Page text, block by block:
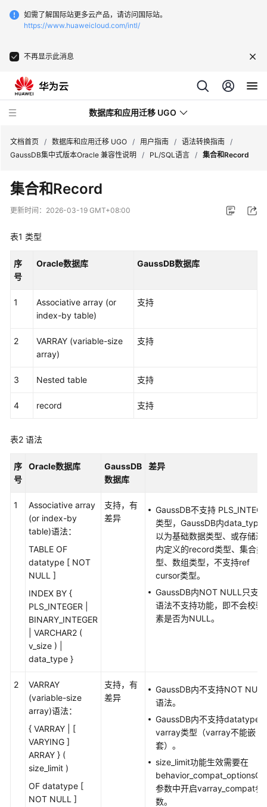
如需了解国际站更多云产品，请访问国际站。
https://www.huaweicloud.com/intl/
不再显示此消息
数据库和应用迁移 UGO
新
动
品
数
对
迁
移
SQL
语
句
转
换
换
配
置
管
理
SQL
文档首页 / 数据库和应用迁移 UGO / 用户指南 / 语法转换指南 /
GaussDB集中式版本Oracle 兼容性说明
/ PL/SQL语言 / 集合和Record
集合和Record
更新时间： 2026-03-19 GMT+08:00
表1 类型
序
号
Oracle数据库 GaussDB数据库
1
Associative array (or
index-by table)
支持
2
VARRAY (variable-size
array)
支持
3 Nested table 支持
4 record 支持
表2 语法
序
号
Oracle数据库
GaussDB
数据库
差异
1
Associative array
(or index-by
table)语法：
TABLE OF
datatype [ NOT
NULL ]
INDEX BY {
PLS_INTEGER |
BINARY_INTEGER
| VARCHAR2 (
v_size ) |
data_type }
支持，有
差异
GaussDB不支持
类型，GaussDB内data_type
以为基础数据类型、或存储过
内定义的record类型、集合类
型、数组类型，不支持ref
cursor类型。
GaussDB内NOT NULL只支持
语法不支持功能，即不会校验
素是否为NULL。
2
VARRAY
(variable-size
array)语法：
{ VARRAY | [
VARYING ]
ARRAY } (
size_limit )
OF datatype [
NOT NULL ]
支持，有
差异
GaussDB内不支持NOT NULL
语法。
GaussDB内不支持datatype
varray类型（varray不能嵌
套）。
size_limit功能生效需要在
参数中开启varray_compat参
数。